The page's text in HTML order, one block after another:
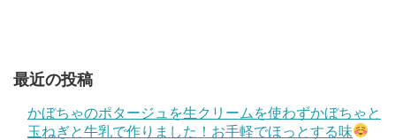
最近の投稿
かぼちゃのポタージュを生クリームを使わずかぼちゃと
玉ねぎと牛乳で作りました！お手軽でほっとする味